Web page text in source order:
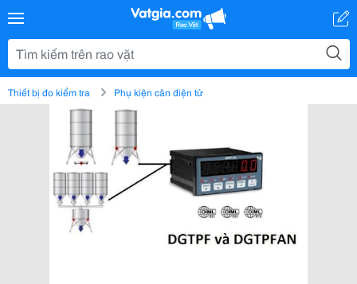
Thiết bị đo kiểm tra Phụ kiện cân điện tử